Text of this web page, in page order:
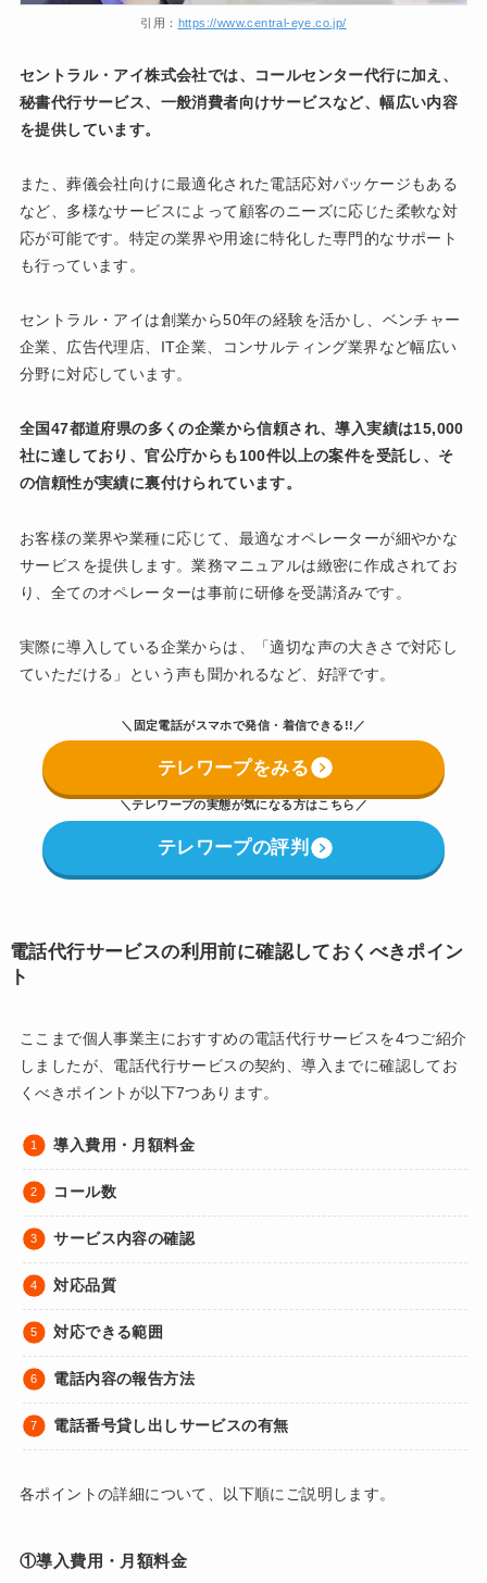
引用： https://www.central-eye.co.jp/
セントラル・アイ株式会社では、コールセンター代行に加え、
秘書代行サービス、一般消費者向けサービスなど、幅広い内容
を提供しています。
また、葬儀会社向けに最適化された電話応対パッケージもある
など、多様なサービスによって顧客のニーズに応じた柔軟な対
応が可能です。特定の業界や用途に特化した専門的なサポート
も行っています。
セントラル・アイは創業から50年の経験を活かし、ベンチャー
企業、広告代理店、IT企業、コンサルティング業界など幅広い
分野に対応しています。
全国47都道府県の多くの企業から信頼され、導入実績は15,000
社に達しており、官公庁からも100件以上の案件を受託し、そ
の信頼性が実績に裏付けられています。
お客様の業界や業種に応じて、最適なオペレーターが細やかな
サービスを提供します。業務マニュアルは緻密に作成されてお
り、全てのオペレーターは事前に研修を受講済みです。
実際に導入している企業からは、「適切な声の大きさで対応し
ていただける」という声も聞かれるなど、好評です。
＼固定電話がスマホで発信・着信できる!!／
テレワープをみる
＼テレワープの実態が気になる方はこちら ／
テレワープの評判
電話代行サービスの利用前に確認しておくべきポイン
ト
ここまで個人事業主におすすめの電話代行サービスを4つご紹介
しましたが、電話代行サービスの契約、導入までに確認してお
くべきポイントが以下7つあります。
導入費用・月額料金
コール数
サービス内容の確認
対応品質
対応できる範囲
電話内容の報告方法
電話番号貸し出しサービスの有無
各ポイントの詳細について、以下順にご説明します。
①導入費用・月額料金